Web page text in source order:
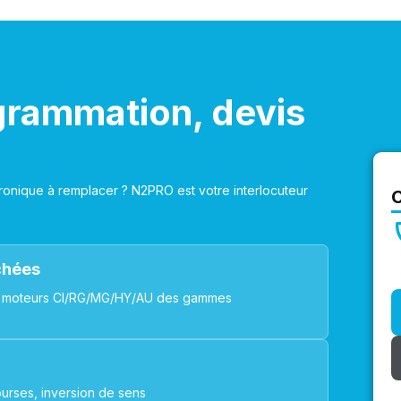
devis
à remplacer ? N2PRO est votre interlocuteur
CI/RG/MG/HY/AU des gammes
inversion de sens